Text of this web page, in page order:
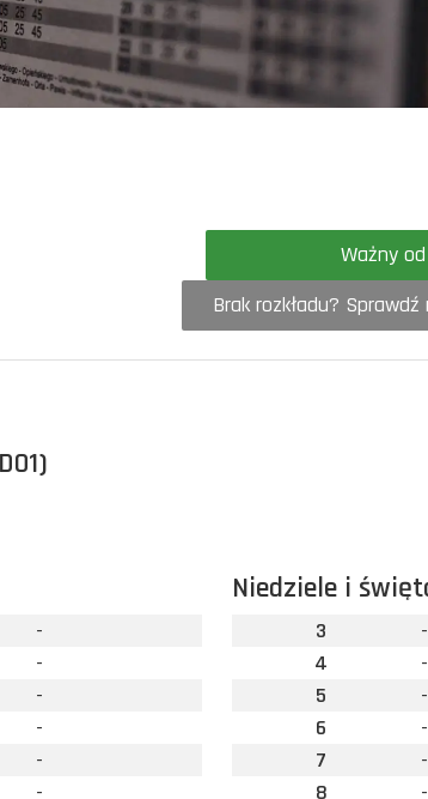
Brak rozkładu?
-
-
-
-
-
-
Niedziele i
3
-
4
-
5
-
6
-
7
-
8
-